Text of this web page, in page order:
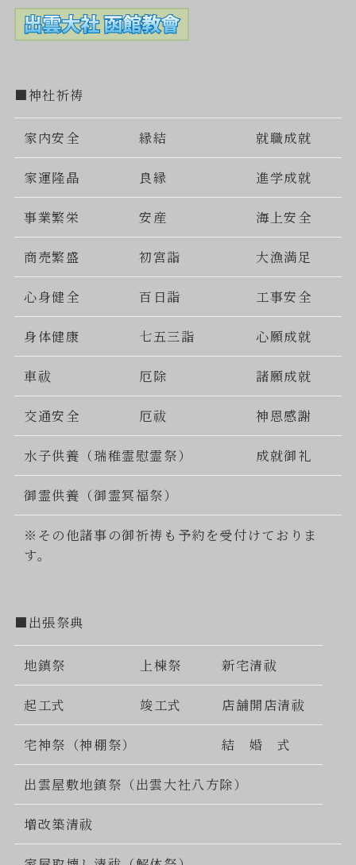
■神社祈祷
家内安全 縁結 就職成就
家運隆晶 良縁 進学成就
事業繁栄 安産 海上安全
商売繁盛 初宮詣 大漁満足
心身健全 百日詣 工事安全
身体健康 七五三詣 心願成就
車祓 厄除 諸願成就
交通安全 厄祓 神恩感謝
水子供養（瑞稚霊慰霊祭） 成就御礼
御霊供養（御霊冥福祭）
※その他諸事の御祈祷も予約を受付けておりま
す。
■出張祭典
地鎮祭 上棟祭 新宅清祓
起工式 竣工式 店舗開店清祓
宅神祭（神棚祭） 結 婚 式
出雲屋敷地鎮祭（出雲大社八方除）
増改築清祓